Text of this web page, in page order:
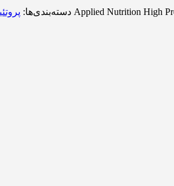
Applied Nutrition High دسته‌بندی‌ها: